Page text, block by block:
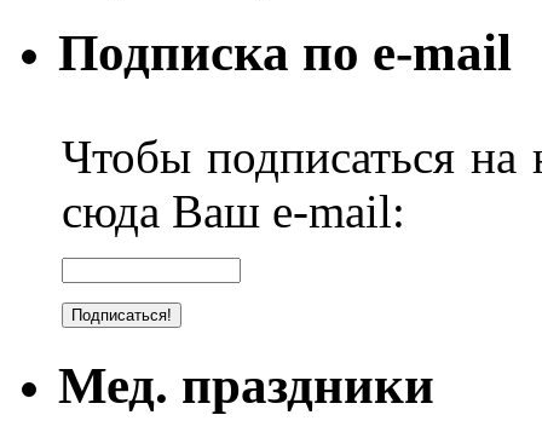
Подписка по e-mail
Чтобы подписаться на
сюда Ваш e-mail:
Мед. праздники